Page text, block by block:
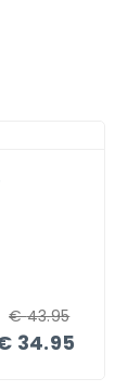
34.95
€43.95